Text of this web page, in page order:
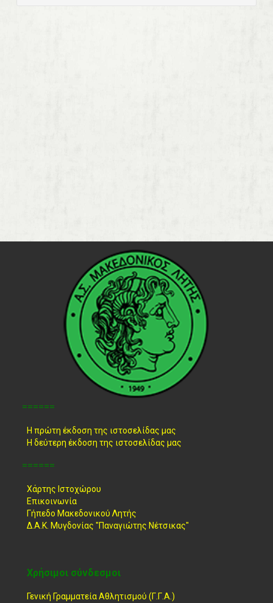
======
Η πρώτη έκδοση της ιστοσελίδας μας
Η δεύτερη έκδοση της ιστοσελίδας μας
======
Χάρτης Ιστοχώρου
Επικοινωνία
Γήπεδο Μακεδονικού Λητής
Δ.Α.Κ. Μυγδονίας "Παναγιώτης Νέτσικας"
Χρήσιμοι σύνδεσμοι
Γενική Γραμματεία Αθλητισμού (Γ.Γ.Α.)